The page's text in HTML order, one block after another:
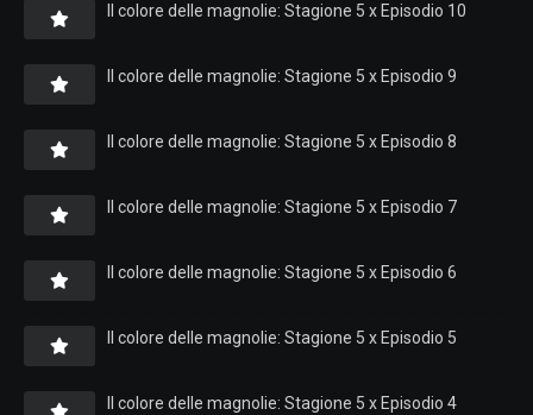
Il colore delle magnolie: Stagione 5 x Episodio 10
Il colore delle magnolie: Stagione 5 x Episodio 9
Il colore delle magnolie: Stagione 5 x Episodio 8
Il colore delle magnolie: Stagione 5 x Episodio 7
Il colore delle magnolie: Stagione 5 x Episodio 6
Il colore delle magnolie: Stagione 5 x Episodio 5
Il colore delle magnolie: Stagione 5 x Episodio 4